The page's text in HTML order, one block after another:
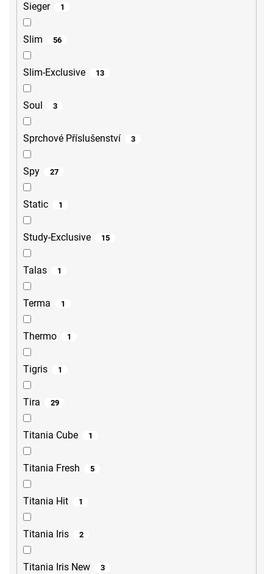
Sieger 1
Slim 56
Slim-Exclusive 13
Soul 3
Sprchové Příslušenství 3
Spy 27
Static 1
Study-Exclusive 15
Talas 1
Terma 1
Thermo 1
Tigris 1
Tira 29
Titania Cube 1
Titania Fresh 5
Titania Hit 1
Titania Iris 2
Titania Iris New 3